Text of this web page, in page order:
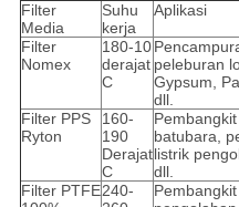
Filter
Media
Suhu
kerja
Aplikasi
Filter
Nomex
180-10
derajat
C
peleburan
Gypsum,
dll.
Filter PPS
Ryton
160-
190
Derajat
C
batubara,
listrik
dll.
Filter PTFE240-